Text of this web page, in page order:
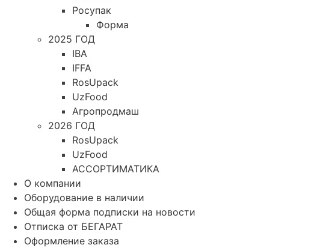
Росупак
Форма
2025 ГОД
IBA
IFFA
RosUpack
UzFood
Агропродмаш
2026 ГОД
RosUpack
UzFood
АССОРТИМАТИКА
О компании
Оборудование в наличии
Общая форма подписки на новости
Отписка от БЕГАРАТ
Оформление заказа